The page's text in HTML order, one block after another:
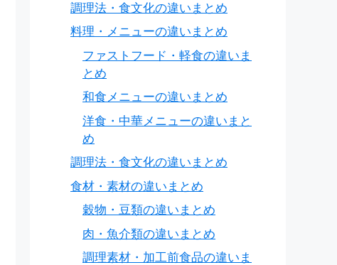
調理法・食文化の違いまとめ
料理・メニューの違いまとめ
ファストフード・軽食の違いま
とめ
和食メニューの違いまとめ
洋食・中華メニューの違いまと
め
調理法・食文化の違いまとめ
食材・素材の違いまとめ
穀物・豆類の違いまとめ
肉・魚介類の違いまとめ
調理素材・加工前食品の違いま